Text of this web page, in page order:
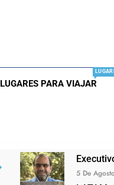
LUGARES PARA VIAJAR
5 De